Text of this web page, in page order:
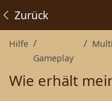
Zurück
Hilfe
Gameplay
Wie erhält